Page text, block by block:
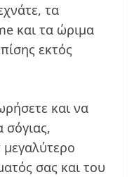
τα
και τα ώριμα
εκτός
και να
σόγιας,
σας και του